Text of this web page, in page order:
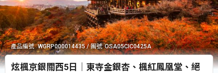
產品編號 WGRP000014435 團號 OSA05CIC0425A
炫楓京銀關西5日｜東寺金銀杏、楓紅鳳凰堂、絕